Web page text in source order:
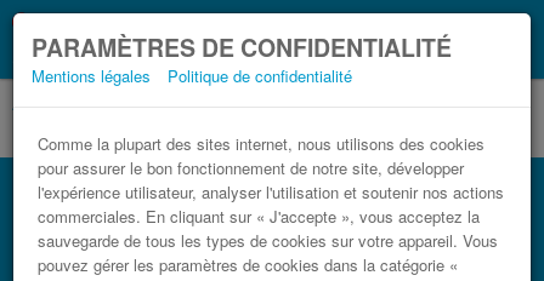
PARAMÈTRES DE CONFIDENTIALITÉ
Mentions légales Politique de confidentialité
Comme la plupart des sites internet, nous utilisons des cookies
pour assurer le bon fonctionnement de notre site, développer
l'expérience utilisateur, analyser l'utilisation et soutenir nos actions
commerciales. En cliquant sur « J'accepte », vous acceptez la
sauvegarde de tous les types de cookies sur votre appareil. Vous
pouvez gérer les paramètres de cookies dans la catégorie «
Coronavirus (COVID-19):Ce que vous devez
savoir, lorsque vous voyagez
Bus Biélorussie pas cher
Trouvez votre billet de bus moins cher